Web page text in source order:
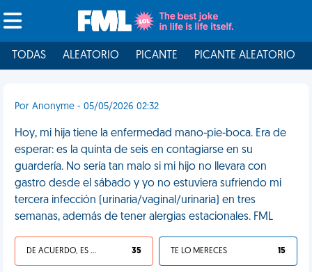
TODAS ALEATORIO PICANTE PICANTE ALEATORIO
Por Anonyme - 05/05/2026 02:32
Hoy, mi hija tiene la enfermedad mano-pie-boca. Era de
esperar: es la quinta de seis en contagiarse en su
guardería. No sería tan malo si mi hijo no llevara con
gastro desde el sábado y yo no estuviera sufriendo mi
tercera infección (urinaria/vaginal/urinaria) en tres
semanas, además de tener alergias estacionales. FML
DE ACUERDO, ES UNA VIDA HP 35 TE LO MERECES 15